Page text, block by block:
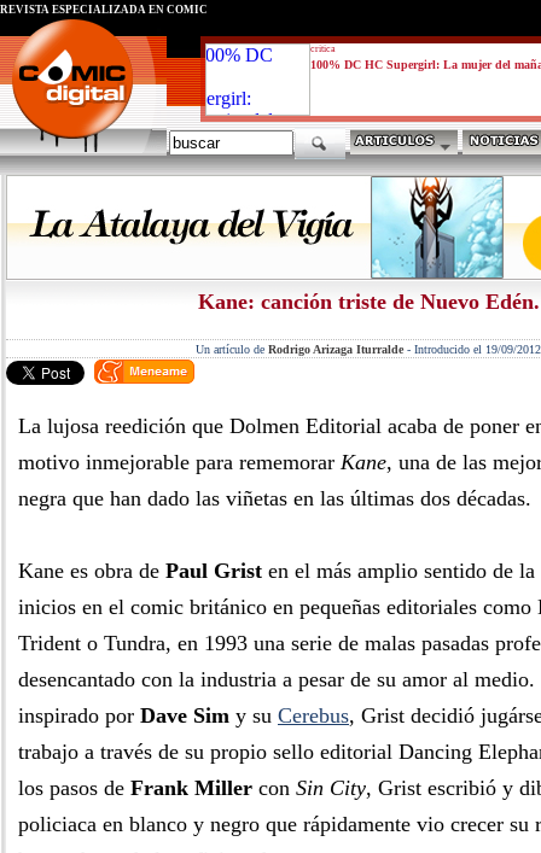
critica
100% DC HC Supergirl: La mujer del
REVISTA ESPECIALIZADA EN CÓMIC
Kane: canción triste de Nuevo Edén.
Un artículo de Rodrigo Arizaga Iturralde - Introducido el 19/09/2012
La lujosa reedición que Dolmen Editorial acaba de poner
motivo inmejorable para rememorar Kane, una de las
negra que han dado las viñetas en las últimas dos décadas.
Kane es obra de Paul Grist en el más amplio sentido de la
inicios en el comic británico en pequeñas editoriales como
Trident o Tundra, en 1993 una serie de malas pasadas
desencantado con la industria a pesar de su amor al
inspirado por Dave Sim y su Cerebus, Grist decidió
trabajo a través de su propio sello editorial Dancing
los pasos de Frank Miller con Sin City, Grist escribió y
policiaca en blanco y negro que rápidamente vio crecer su